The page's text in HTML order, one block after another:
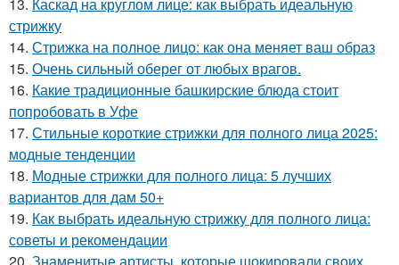
стрижку
14. Стрижка на полное лицо: как она меняет ваш образ
15. Очень сильный оберег от любых врагов.
16. Какие традиционные башкирские блюда стоит
попробовать в Уфе
17. Стильные короткие стрижки для полного лица 2025:
модные тенденции
18. Модные стрижки для полного лица: 5 лучших
вариантов для дам 50+
19. Как выбрать идеальную стрижку для полного лица:
советы и рекомендации
20. Знаменитые артисты, которые шокировали своих